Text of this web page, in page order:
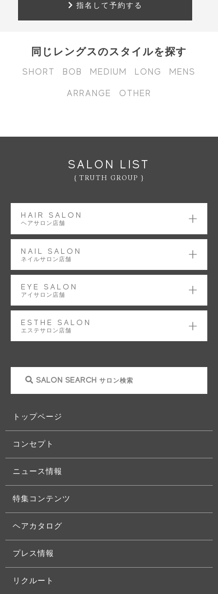
指名して予約する
同じレングスのスタイルを探す
SHORT BOB MEDIUM LONG MENS
ARRANGE OTHER
SALON LIST
{ TRUTH GROUP }
HAIR SALON
ヘアサロン店舗
NAIL SALON
ネイルサロン店舗
EYE SALON
アイサロン店舗
ESTHE SALON
エステサロン店舗
SALON SEARCHサロン検索
トップページ
コンセプト
ニュース情報
特集コンテンツ
ヘアカタログ
プレス情報
リクルート